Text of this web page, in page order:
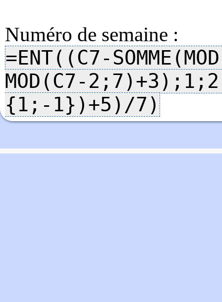
Numéro de semaine :
=ENT((C7-
MOD(C7-
{1;-1})+5)/7)